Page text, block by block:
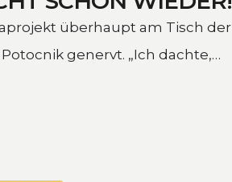
überhaupt am Tisch der
genervt. „Ich dachte,